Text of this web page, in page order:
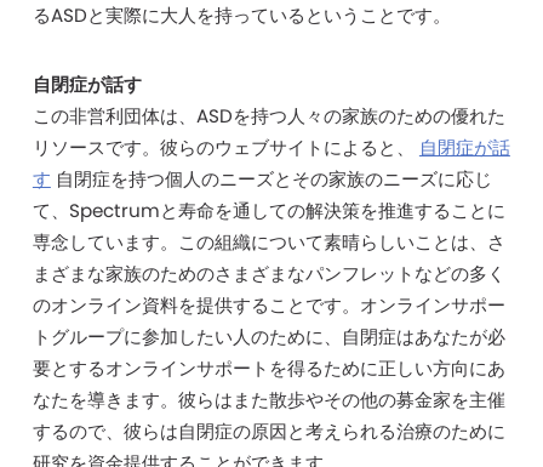
るASDと実際に大人を持っているということです。
自閉症が話す
この非営利団体は、ASDを持つ人々の家族のための優れた
リソースです。彼らのウェブサイトによると、
自閉症が話
す 自閉症を持つ個人のニーズとその家族のニーズに応じ
て、Spectrumと寿命を通しての解決策を推進することに
専念しています。この組織について素晴らしいことは、さ
まざまな家族のためのさまざまなパンフレットなどの多く
のオンライン資料を提供することです。オンラインサポー
トグループに参加したい人のために、自閉症はあなたが必
要とするオンラインサポートを得るために正しい方向にあ
なたを導きます。彼らはまた散歩やその他の募金家を主催
するので、彼らは自閉症の原因と考えられる治療のために